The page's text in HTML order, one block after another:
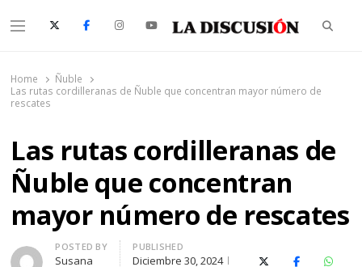
Menu
Home
Ñuble
Las rutas cordilleranas de Ñuble que concentran mayor número de
rescates
Las rutas cordilleranas de
Ñuble que concentran
mayor número de rescates
Author
POSTED BY
Susana
PUBLISHED
Diciembre 30, 2024